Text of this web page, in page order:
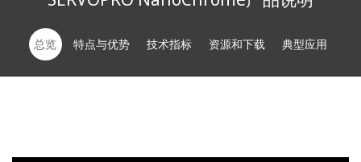
总览 特点与优势 技术指标 资源和下载 典型应用